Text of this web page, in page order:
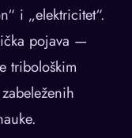
i „elektricitet“.
pojava —
tribološkim